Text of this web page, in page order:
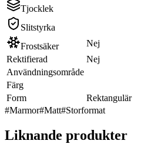
Tjocklek
Slitstyrka
Frostsäker
Nej
Rektifierad
Nej
Användningsområde
Färg
Form
Rektangulär
#Marmor#Matt#Storformat
Liknande produkter